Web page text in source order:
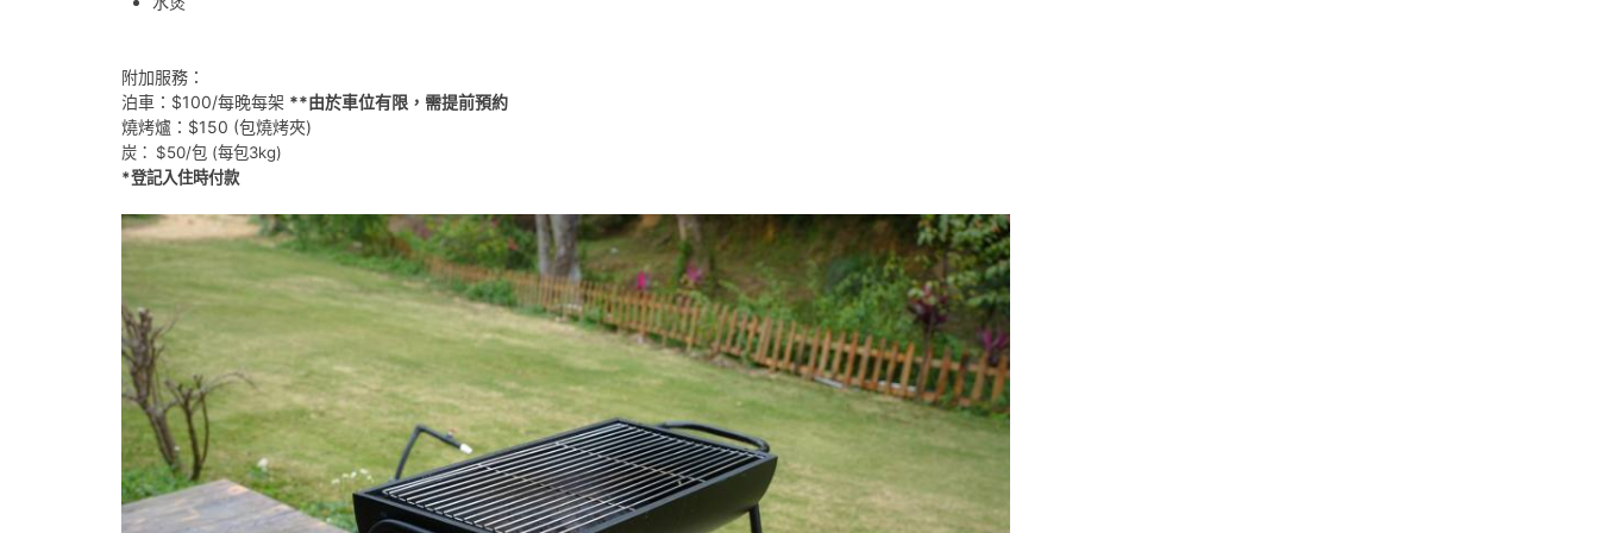
附加服務：
泊車：$100/每晚每架 **由於車位有限，需提前預約
燒烤爐：$150 (包燒烤夾)
炭： $50/包 (每包3kg)
*登記入住時付款